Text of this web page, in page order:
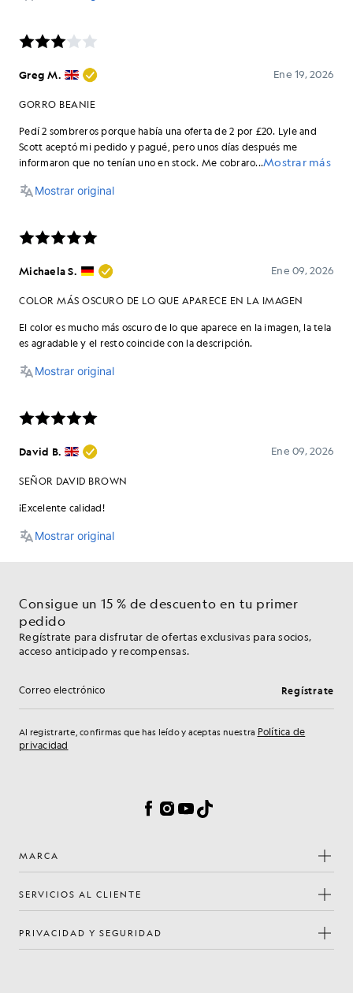
Consigue un 15 % de descuento en tu primer
pedido
Regístrate para disfrutar de ofertas exclusivas para socios,
acceso anticipado y recompensas.
Dirección de correo electrónico Regístrate
Al registrarte, confirmas que has leído y aceptas nuestra Política de
privacidad
Facebook
Instagram
YouTube
TikTok
MARCA
SERVICIOS AL CLIENTE
PRIVACIDAD Y SEGURIDAD